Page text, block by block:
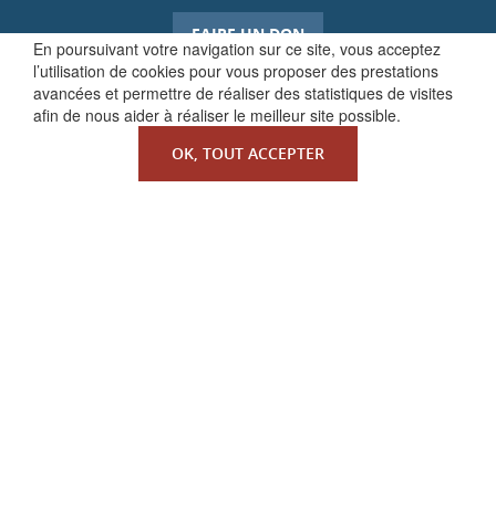
En poursuivant votre navigation sur ce site, vous acceptez
l’utilisation de cookies pour vous proposer des prestations
avancées et permettre de réaliser des statistiques de visites
afin de nous aider à réaliser le meilleur site possible.
OK, TOUT ACCEPTER
FAIRE UN DON